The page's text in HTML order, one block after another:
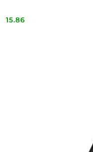
Cena:
15.86